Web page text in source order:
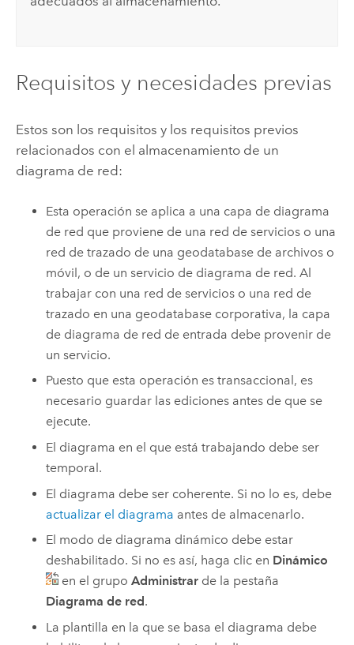
Requisitos y necesidades previas
Estos son los requisitos y los requisitos previos
relacionados con el almacenamiento de un
diagrama de red:
Esta operación se aplica a una capa de diagrama
de red que proviene de una red de servicios o una
red de trazado de una geodatabase de archivos o
móvil, o de un servicio de diagrama de red. Al
trabajar con una red de servicios o una red de
trazado en una geodatabase corporativa, la capa
de diagrama de red de entrada debe provenir de
un servicio.
Puesto que esta operación es transaccional, es
necesario guardar las ediciones antes de que se
ejecute.
El diagrama en el que está trabajando debe ser
temporal.
El diagrama debe ser coherente. Si no lo es, debe
actualizar el diagrama antes de almacenarlo.
El modo de diagrama dinámico debe estar
deshabilitado. Si no es así, haga clic en Dinámico
en el grupoAdministrar de la pestaña
Diagrama de red.
La plantilla en la que se basa el diagrama debe